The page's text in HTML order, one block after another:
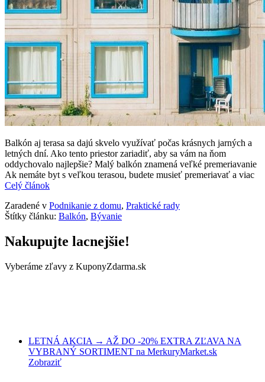
Balkón aj terasa sa dajú skvelo využívať počas krásnych jarných a
letných dní. Ako tento priestor zariadiť, aby sa vám na ňom
oddychovalo najlepšie? Malý balkón znamená veľké premeriavanie
Ak nemáte byt s veľkou terasou, budete musieť premeriavať a viac
Celý článok
Zaradené v Podnikanie z domu, Praktické rady
Štítky článku: Balkón, Bývanie
Nakupujte lacnejšie!
Vyberáme zľavy z KuponyZdarma.sk
LETNÁ AKCIA → AŽ DO -20% EXTRA ZĽAVA NA
VYBRANÝ SORTIMENT na MerkuryMarket.sk
Zobraziť